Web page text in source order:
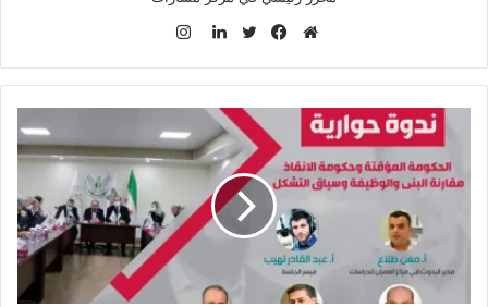
و
ق
ا
ل
و
ي
ب
ي
س
ب
و
ك
و
ي
ت
ر
ي
ن
ك
د
إ
ن
س
ت
ق
ر
م